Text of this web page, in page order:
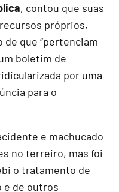
, contou que suas
próprios,
de que “pertenciam
boletim de
por uma
para o
e machucado
no terreiro, mas foi
o tratamento de
e de outros